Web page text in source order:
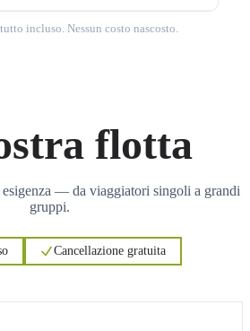
incluso. Nessun costo nascosto.
flotta
— da viaggiatori singoli a grandi
gruppi.
Cancellazione gratuita